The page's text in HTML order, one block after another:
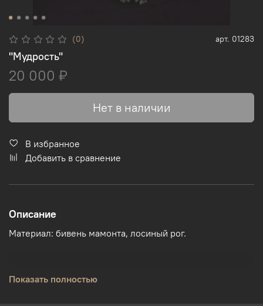
(0) арт. 01283
"Мудрость"
20 000 ₽
Нет в наличии
В избранное
Добавить в сравнение
Описание
Материал: бивень мамонта, лосиный рог.
Показать полностью